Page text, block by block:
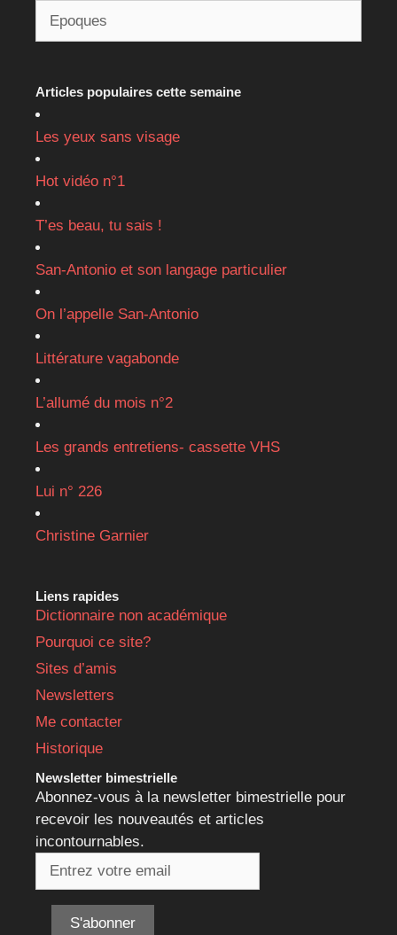
Articles populaires cette semaine
Les yeux sans visage
Hot vidéo n°1
T’es beau, tu sais !
San-Antonio et son langage particulier
On l’appelle San-Antonio
Littérature vagabonde
L’allumé du mois n°2
Les grands entretiens- cassette VHS
Lui n° 226
Christine Garnier
Liens rapides
Dictionnaire non académique
Pourquoi ce site?
Sites d’amis
Newsletters
Me contacter
Historique
Newsletter bimestrielle
Abonnez-vous à la newsletter bimestrielle pour
recevoir les nouveautés et articles
incontournables.